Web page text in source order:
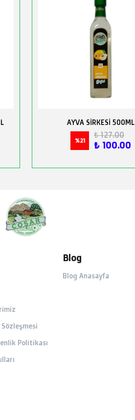
AYVA SİRKESİ 500ML
%21
₺ 127.00
₺ 100.00
Politikası
Blog
Blog Anasayfa